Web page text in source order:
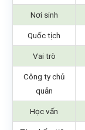
Nơi sinh
Quốc tịch
Vai trò
Công ty chủ
quản
Học vấn